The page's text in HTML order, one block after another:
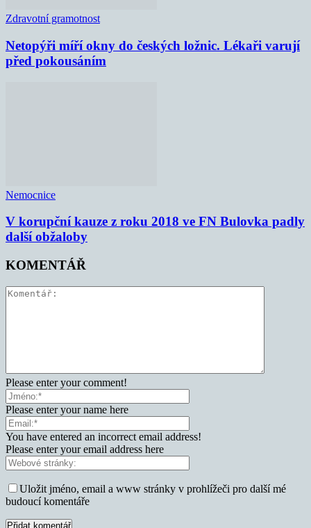
Zdravotní gramotnost
Netopýři míří okny do českých ložnic. Lékaři varují
před pokousáním
Nemocnice
V korupční kauze z roku 2018 ve FN Bulovka padly
další obžaloby
KOMENTÁŘ
Please enter your comment!
Please enter your name here
You have entered an incorrect email address!
Please enter your email address here
Uložit jméno, email a www stránky v prohlížeči pro další mé
budoucí komentáře